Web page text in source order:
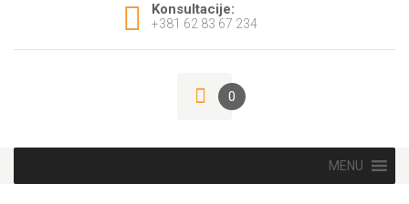
Konsultacije:
+381 62 83 67 234
0
MENU